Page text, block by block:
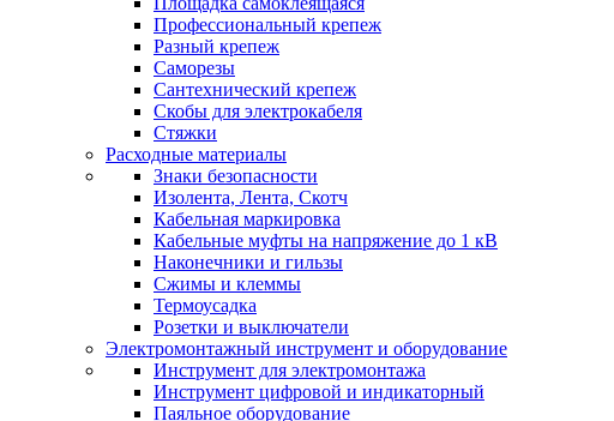
Профессиональный крепеж
Разный крепеж
Саморезы
Сантехнический крепеж
Скобы для электрокабеля
Стяжки
Расходные материалы
Знаки безопасности
Изолента, Лента, Скотч
Кабельная маркировка
Кабельные муфты на напряжение до 1 кВ
Наконечники и гильзы
Сжимы и клеммы
Термоусадка
Розетки и выключатели
Электромонтажный инструмент и оборудование
Инструмент для электромонтажа
Инструмент цифровой и индикаторный
Паяльное оборудование